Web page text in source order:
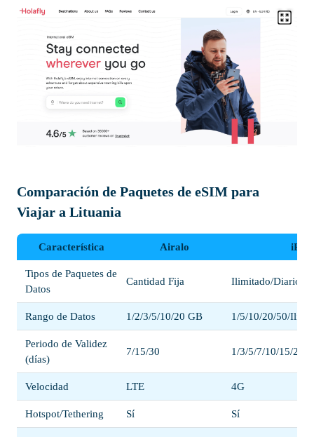
Comparación de Paquetes de eSIM para
Viajar a Lituania
Característica Airalo
Tipos de Paquetes de
Datos
Cantidad Fija Ilimitado/Diario/
Rango de Datos 1/2/3/5/10/20 GB 1/5/10/20/50/
Periodo de Validez
(días)
7/15/30 1/3/5/7/10/15/20/
Velocidad LTE 4G
Hotspot/Tethering Sí Sí